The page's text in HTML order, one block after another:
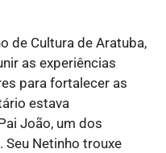
de Cultura de Aratuba,
as experiências
para fortalecer as
estava
João, um dos
Seu Netinho trouxe